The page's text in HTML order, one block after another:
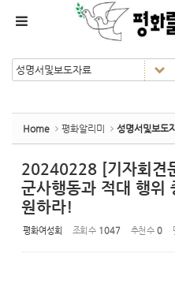
Home 평화알리미 성명서및보도
20240228 [기자회견
군사행동과 적대 행위
원하라!
평화여성회 조회 수 1047 추천 수 0